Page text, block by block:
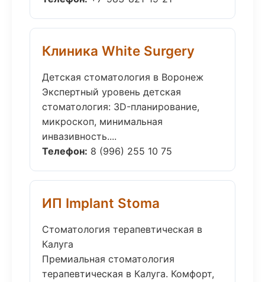
Клиника White Surgery
Детская стоматология в Воронеж
Экспертный уровень детская
стоматология: 3D-планирование,
микроскоп, минимальная
инвазивность....
Телефон: 8 (996) 255 10 75
ИП Implant Stoma
Стоматология терапевтическая в
Калуга
Премиальная стоматология
терапевтическая в Калуга. Комфорт,